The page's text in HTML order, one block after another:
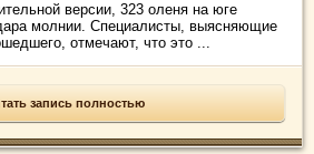
версии, 323 оленя на юге
молнии. Специалисты, выясняющие
отмечают, что это ...
запись полностью